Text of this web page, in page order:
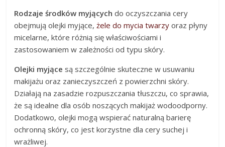
Rodzaje środków myjących do oczyszczania cery
obejmują olejki myjące,żele do mycia twarzy oraz płyny
micelarne, które różnią się właściwościami i
zastosowaniem w zależności od typu skóry.
Olejki myjące są szczególnie skuteczne w usuwaniu
makijażu oraz zanieczyszczeń z powierzchni skóry.
Działają na zasadzie rozpuszczania tłuszczu, co sprawia,
że są idealne dla osób noszących makijaż wodoodporny.
Dodatkowo, olejki mogą wspierać naturalną barierę
ochronną skóry, co jest korzystne dla cery suchej i
wrażliwej.